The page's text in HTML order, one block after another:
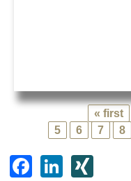
« first
5
6 7 8
F
Li